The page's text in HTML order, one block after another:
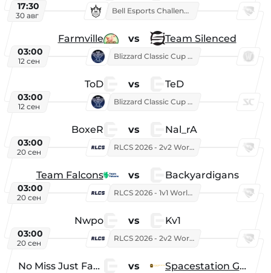
17:30
30 авг
Bell Esports Challenge 2026
Farmville vs Team Silenced
03:00
12 сен
Blizzard Classic Cup 2026
ToD vs TeD
03:00
12 сен
Blizzard Classic Cup 2026
BoxeR vs Nal_rA
03:00
20 сен
RLCS 2026 - 2v2 World Championship
Team Falcons vs Backyardigans
03:00
20 сен
RLCS 2026 - 1v1 World Championship
Nwpo vs Kv1
03:00
20 сен
RLCS 2026 - 2v2 World Championship
No Miss Just Fake vs Spacestation Gaming